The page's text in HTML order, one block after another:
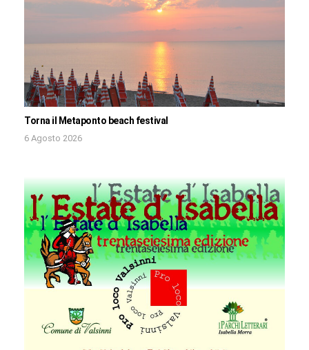
Torna il Metaponto beach festival
6 Agosto 2026